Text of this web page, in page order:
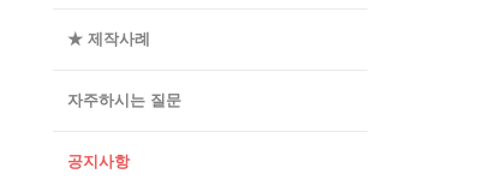
★ 제작사례
자주하시는 질문
공지사항